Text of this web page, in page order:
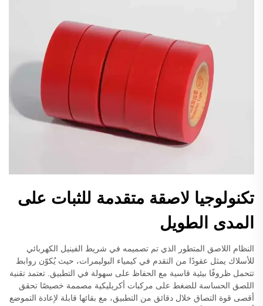
تكنولوجيا لاصقة متقدمة للثبات على
المدى الطويل
النظام اللاصق المتطور الذي تم تصميمه في شريط الفينيل الكهربائي
للأسلاك يمثل عقودًا من التقدم في كيمياء البوليمرات، حيث يُكوّن روابط
تتحمل ظروفًا بيئية قاسية مع الحفاظ على سهولة في التطبيق. تعتمد تقنية
اللصق الحساسة للضغط على مركبات أكريليكية مصممة خصيصًا تحقق
أقصى قوة التصاق خلال دقائق من التطبيق، مع بقائها قابلة لإعادة التموضع